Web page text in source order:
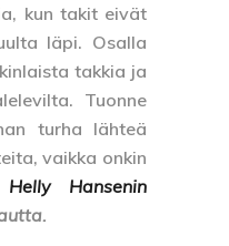
kun takit eivät
läpi. Osalla
takkia ja
Tuonne
turha lähteä
vaikka onkin
Helly Hansenin